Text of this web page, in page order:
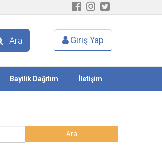
Ara Giriş Yap
Bayilik Dağıtım İletişim